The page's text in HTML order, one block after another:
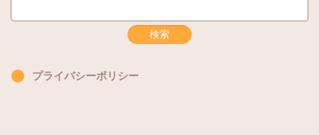
プライバシーポリシー